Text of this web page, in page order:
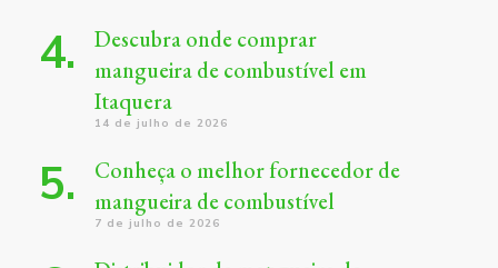
Descubra onde comprar
mangueira de combustível em
Itaquera
14 de julho de 2026
Conheça o melhor fornecedor de
mangueira de combustível
7 de julho de 2026